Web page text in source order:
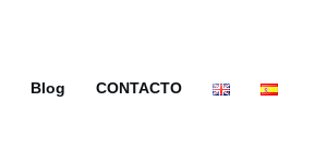
Blog CONTACTO